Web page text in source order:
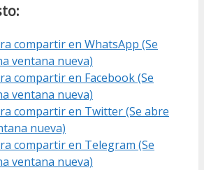
compartir en WhatsApp (Se
ventana nueva)
compartir en Facebook (Se
ventana nueva)
compartir en Twitter (Se abre
nueva)
compartir en Telegram (Se
ventana nueva)